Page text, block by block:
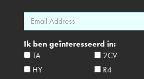
Ik ben geïnteresseerd in:
TA
2CV
HY
R4